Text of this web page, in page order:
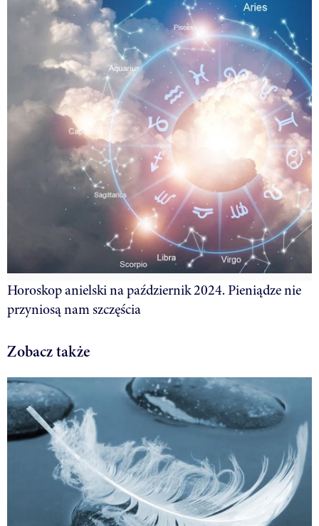
Horoskop anielski na październik 2024. Pieniądze nie
przyniosą nam szczęścia
Zobacz także